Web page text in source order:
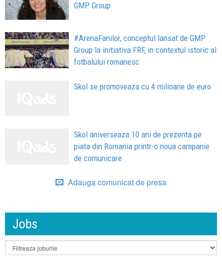
GMP Group
#ArenaFanilor, conceptul lansat de GMP
Group la initiativa FRF, in contextul istoric al
fotbalului romanesc
Skol se promoveaza cu 4 milioane de euro
Skol aniverseaza 10 ani de prezenta pe
piata din Romania printr-o noua campanie
de comunicare
Adauga comunicat de presa
Jobs